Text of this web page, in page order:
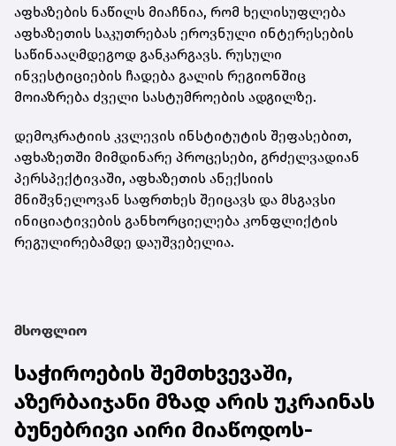
აფხაზების ნაწილს მიაჩნია, რომ ხელისუფლება
აფხაზეთის საკუთრებას ეროვნული ინტერესების
საწინააღმდეგოდ განკარგავს. რუსული
ინვესტიციების ჩადება გალის რეგიონშიც
მოიაზრება ძველი სასტუმროების ადგილზე.
დემოკრატიის კვლევის ინსტიტუტის შეფასებით,
აფხაზეთში მიმდინარე პროცესები, გრძელვადიან
პერსპექტივაში, აფხაზეთის ანექსიის
მნიშვნელოვან საფრთხეს შეიცავს და მსგავსი
ინიციატივების განხორციელება კონფლიქტის
რეგულირებამდე დაუშვებელია.
მსოფლიო
საჭიროების შემთხვევაში,
აზერბაიჯანი მზად არის უკრაინას
ბუნებრივი აირი მიაწოდოს-